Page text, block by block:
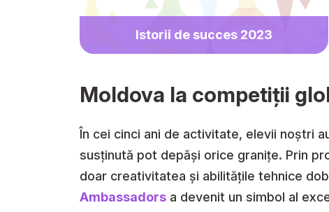
Istorii de succes 2023
Moldova la competiții
În cei cinci ani de activitate, elevii noștri
susținută pot depăși orice granițe. Prin
doar creativitatea și abilitățile tehnice
Ambassadors a devenit un simbol al